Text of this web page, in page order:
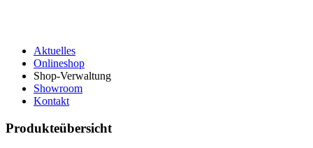
Aktuelles
Onlineshop
Shop-Verwaltung
Showroom
Kontakt
Produkteübersicht